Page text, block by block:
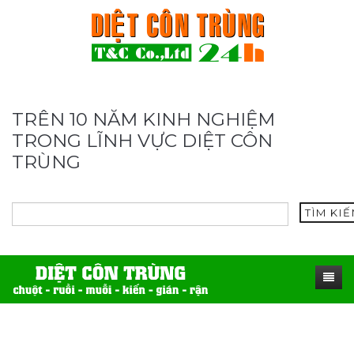
TRÊN 10 NĂM KINH NGHIỆM
TRONG LĨNH VỰC DIỆT CÔN
TRÙNG
TÌM